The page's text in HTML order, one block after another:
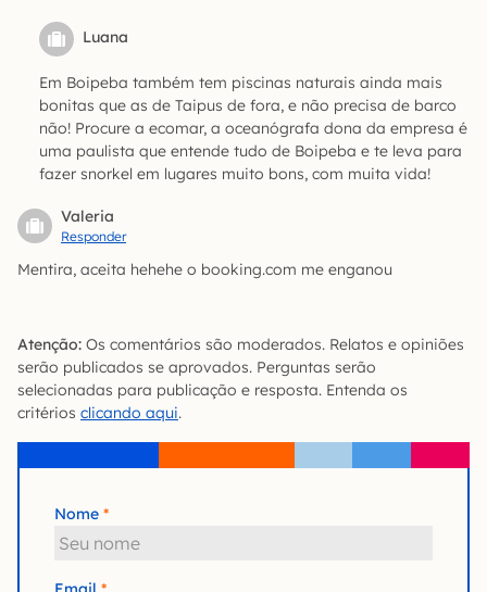
Luana
Em Boipeba também tem piscinas naturais ainda mais
bonitas que as de Taipus de fora, e não precisa de barco
não! Procure a ecomar, a oceanógrafa dona da empresa é
uma paulista que entende tudo de Boipeba e te leva para
fazer snorkel em lugares muito bons, com muita vida!
Valeria
Responder
Mentira, aceita hehehe o booking.com me enganou
Atenção: Os comentários são moderados. Relatos e opiniões
serão publicados se aprovados. Perguntas serão
selecionadas para publicação e resposta. Entenda os
critérios clicando aqui.
Nome